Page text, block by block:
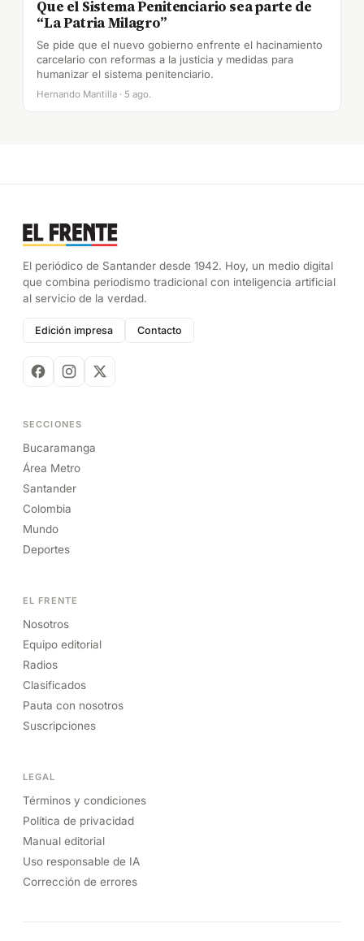
Que el Sistema Penitenciario sea parte de
“La Patria Milagro”
Se pide que el nuevo gobierno enfrente el hacinamiento
carcelario con reformas a la justicia y medidas para
humanizar el sistema penitenciario.
Hernando Mantilla · 5 ago.
El periódico de Santander desde 1942. Hoy, un medio digital
que combina periodismo tradicional con inteligencia artificial
al servicio de la verdad.
Edición impresa Contacto
SECCIONES
Bucaramanga
Área Metro
Santander
Colombia
Mundo
Deportes
EL FRENTE
Nosotros
Equipo editorial
Radios
Clasificados
Pauta con nosotros
Suscripciones
LEGAL
Términos y condiciones
Política de privacidad
Manual editorial
Uso responsable de IA
Corrección de errores